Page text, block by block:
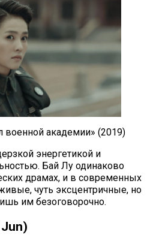
военной академии» (2019)
энергетикой и
Бай Лу одинаково
драмах, и в современных
чуть эксцентричные, но
им безоговорочно.